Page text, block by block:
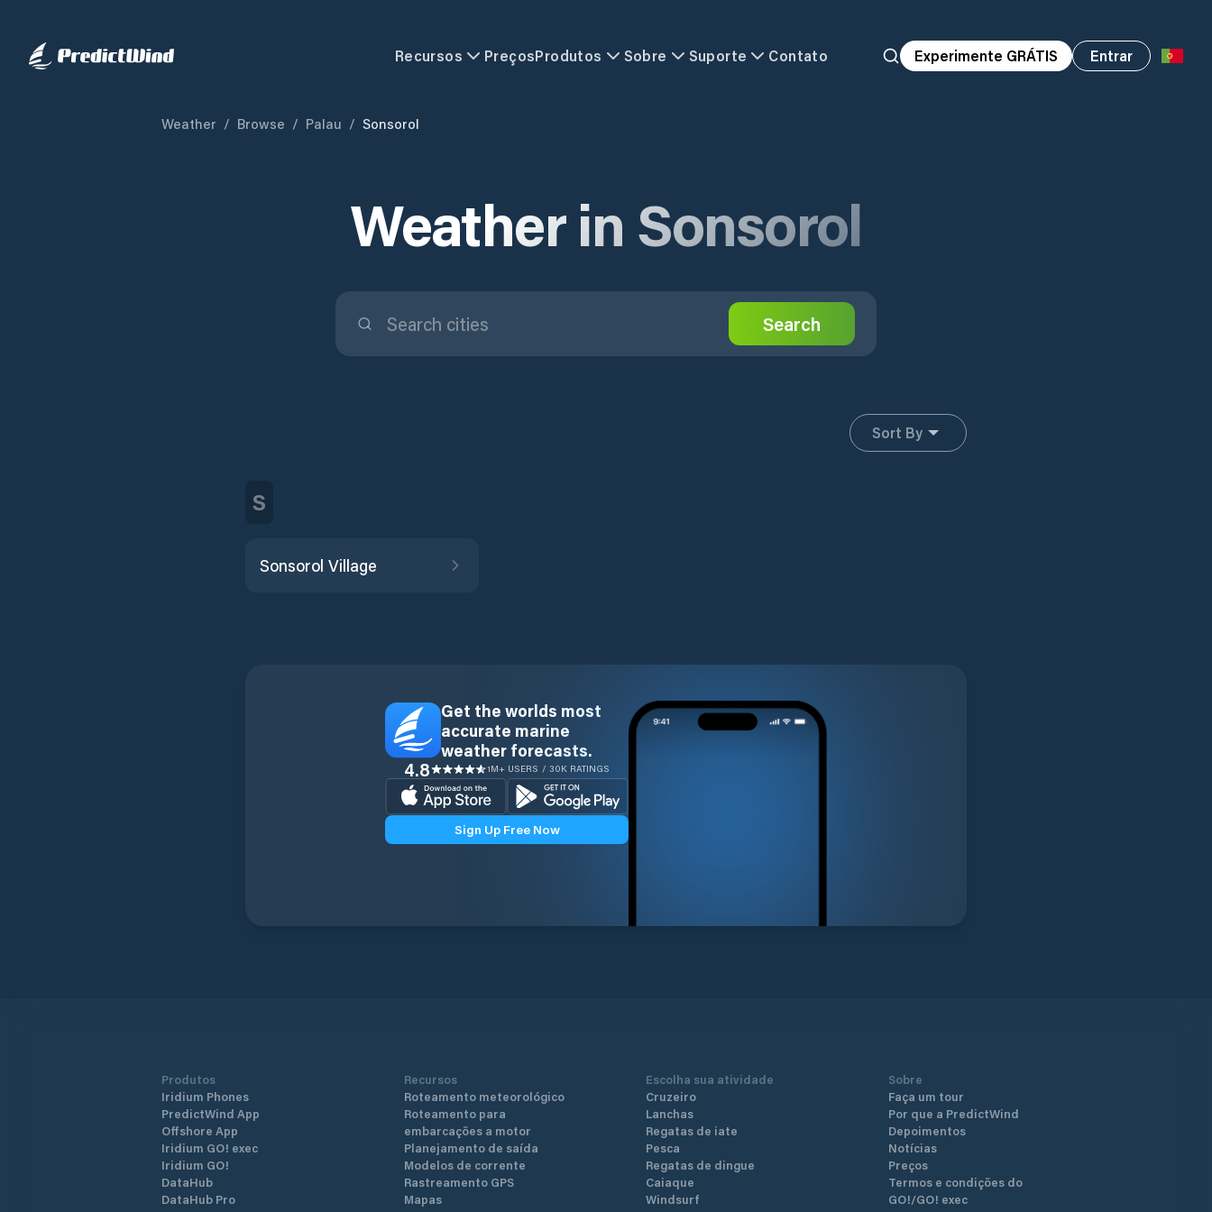
Recursos PreçosProdutos Sobre Suporte Contato Experimente GRÁTIS Entrar
Weather / Browse / Palau / Sonsorol
Weather in Sonsorol
Search
Sort By
S
Sonsorol Village
Get the worlds most
accurate marine
weather forecasts.
4.8 1M+ USERS / 30K RATINGS
Sign Up Free Now
Produtos
Iridium Phones
PredictWind App
Offshore App
Iridium GO! exec
Iridium GO!
DataHub
DataHub Pro
Recursos
Roteamento meteorológico
Roteamento para
embarcações a motor
Planejamento de saída
Modelos de corrente
Rastreamento GPS
Mapas
Escolha sua atividade
Cruzeiro
Lanchas
Regatas de iate
Pesca
Regatas de dingue
Caiaque
Windsurf
Sobre
Faça um tour
Por que a PredictWind
Depoimentos
Notícias
Preços
Termos e condições do
GO!/GO! exec